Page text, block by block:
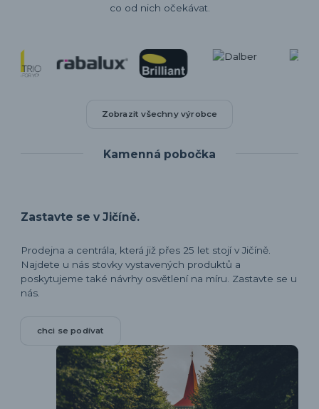
co od nich očekávat.
Zobrazit všechny výrobce
Kamenná pobočka
Zastavte se v Jičíně.
Prodejna a centrála, která již přes 25 let stojí v Jičíně.
Najdete u nás stovky vystavených produktů a
poskytujeme také návrhy osvětlení na míru. Zastavte se u
nás.
chci se podívat